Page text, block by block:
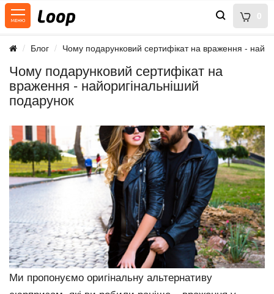
0
Блог Чому подарунковий сертифікат на враження -
Чому подарунковий сертифікат на
враження - найоригінальніший
подарунок
Ми пропонуємо оригінальну альтернативу